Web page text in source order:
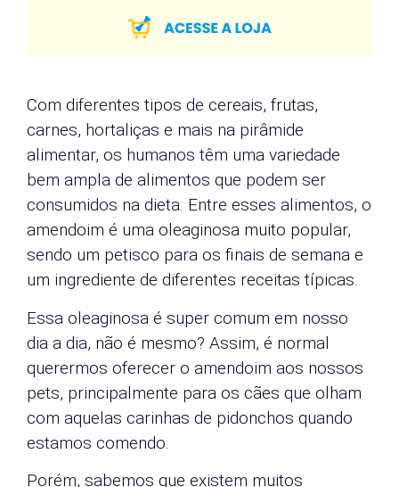
Com diferentes tipos de cereais, frutas,
carnes, hortaliças e mais na pirâmide
alimentar, os humanos têm uma variedade
bem ampla de alimentos que podem ser
consumidos na dieta. Entre esses alimentos, o
amendoim é uma oleaginosa muito popular,
sendo um petisco para os finais de semana e
um ingrediente de diferentes receitas típicas.
Essa oleaginosa é super comum em nosso
dia a dia, não é mesmo? Assim, é normal
querermos oferecer o amendoim aos nossos
pets, principalmente para os cães que olham
com aquelas carinhas de pidonchos quando
estamos comendo.
Porém, sabemos que existem muitos